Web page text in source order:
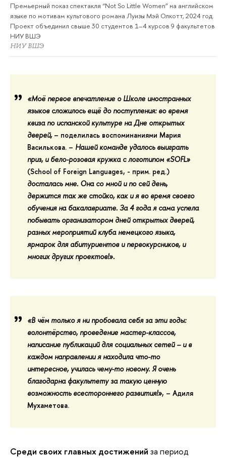
Премьерный показ спектакля “Not So Little Women” на английском
языке по мотивам культового романа Луизы Мэй Олкотт, 2024 год.
Проект объединил свыше 30 студентов 1–4 курсов 9 факультетов
НИУ ВШЭ
НИУ ВШЭ
«Моё первое впечатление о Школе иностранных
языков сложилось ещё до поступления: во время
квиза по испанской культуре на Дне открытых
дверей, – поделилась воспоминаниями Мария
Василькова. – Нашей команде удалось выиграть
приз, и бело-розовая кружка с логотипом «SOFL»
(School of Foreign Languages, - прим. ред.)
досталась мне. Она со мной и по сей день,
держится так же стойко, как и я во время своего
обучения на бакалавриате. За 4 года я сама успела
побывать организатором дней открытых дверей,
разных мероприятий клуба немецкого языка,
ярмарок для абитуриентов и первокурсников, и
многих других проектов!».
«В чём только я ни пробовала себя за эти годы:
волонтёрство, проведение мастер-классов,
написание публикаций для социальных сетей – и в
каждом направлении я находила что-то
интересное, училась чему-то новому. Я очень
благодарна факультету за такую ценную
возможность всестороннего развития!», – Адиля
Мухаметова.
Среди своих главных достижений за период